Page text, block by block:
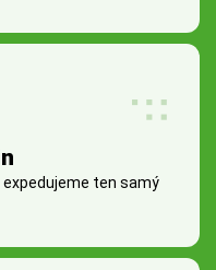
expedujeme ten samý